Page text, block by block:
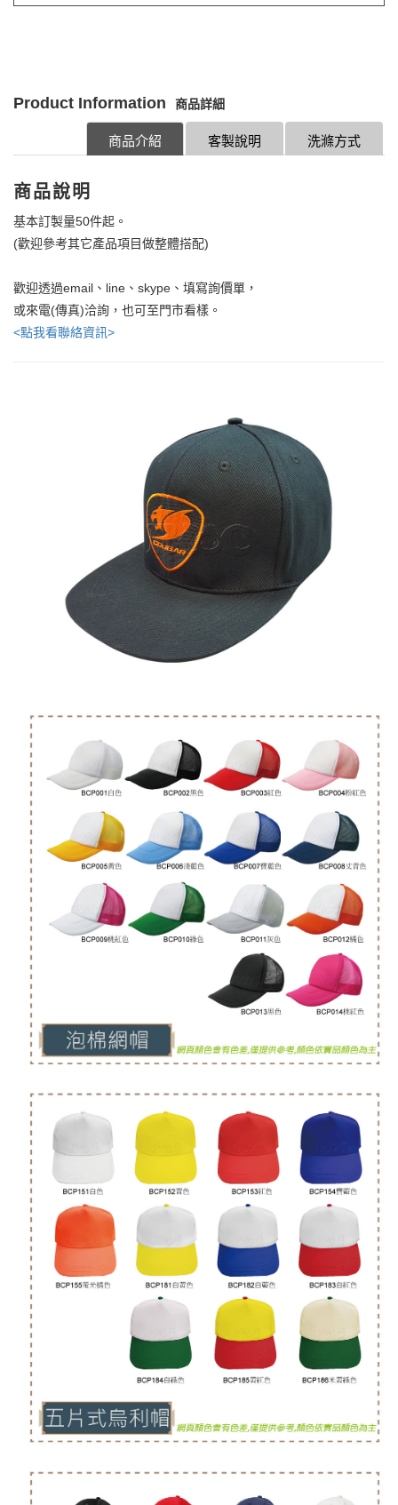
Product Information 商品詳細
洗滌方式
客製說明
商品介紹
商品說明
基本訂製量50件起。
(歡迎參考其它產品項目做整體搭配)
歡迎透過email、line、skype、填寫詢價單，
或來電(傳真)洽詢，也可至門市看樣。
<點我看聯絡資訊>